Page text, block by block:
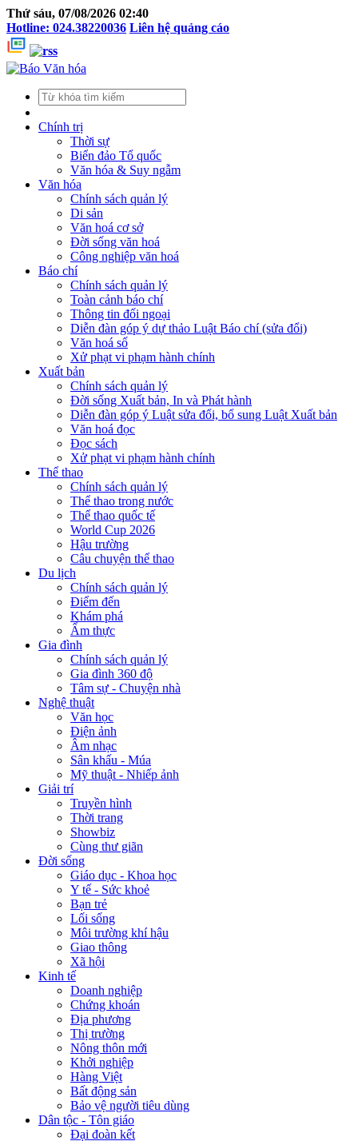
Thứ sáu, 07/08/2026 02:40
Hotline: 024.38220036 Liên hệ quảng cáo
Chính trị
Thời sự
Biển đảo Tổ quốc
Văn hóa & Suy ngẫm
Văn hóa
Chính sách quản lý
Di sản
Văn hoá cơ sở
Đời sống văn hoá
Công nghiệp văn hoá
Báo chí
Chính sách quản lý
Toàn cảnh báo chí
Thông tin đối ngoại
Diễn đàn góp ý dự thảo Luật Báo chí (sửa đổi)
Văn hoá số
Xử phạt vi phạm hành chính
Xuất bản
Chính sách quản lý
Đời sống Xuất bản, In và Phát hành
Diễn đàn góp ý Luật sửa đổi, bổ sung Luật Xuất bản
Văn hoá đọc
Đọc sách
Xử phạt vi phạm hành chính
Thể thao
Chính sách quản lý
Thể thao trong nước
Thể thao quốc tế
World Cup 2026
Hậu trường
Câu chuyện thể thao
Du lịch
Chính sách quản lý
Điểm đến
Khám phá
Ẩm thực
Gia đình
Chính sách quản lý
Gia đình 360 độ
Tâm sự - Chuyện nhà
Nghệ thuật
Văn học
Điện ảnh
Âm nhạc
Sân khấu - Múa
Mỹ thuật - Nhiếp ảnh
Giải trí
Truyền hình
Thời trang
Showbiz
Cùng thư giãn
Đời sống
Giáo dục - Khoa học
Y tế - Sức khoẻ
Bạn trẻ
Lối sống
Môi trường khí hậu
Giao thông
Xã hội
Kinh tế
Doanh nghiệp
Chứng khoán
Địa phương
Thị trường
Nông thôn mới
Khởi nghiệp
Hàng Việt
Bất động sản
Bảo vệ người tiêu dùng
Dân tộc - Tôn giáo
Đại đoàn kết